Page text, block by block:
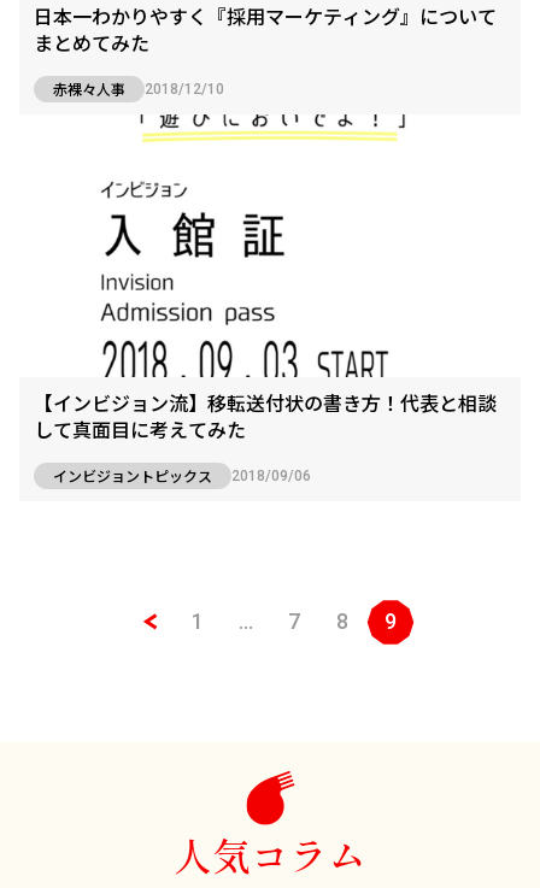
日本一わかりやすく『採用マーケティング』について
まとめてみた
赤裸々人事 2018/12/10
【インビジョン流】移転送付状の書き方！代表と相談
して真面目に考えてみた
インビジョントピックス 2018/09/06
1 … 7 8 9
人気コラム